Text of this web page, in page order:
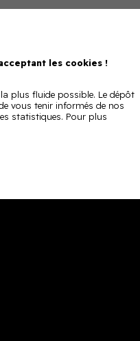
Saint-Aignan.
les cookies !
plus fluide possible. Le dépôt
vous tenir informés de nos
statistiques. Pour plus